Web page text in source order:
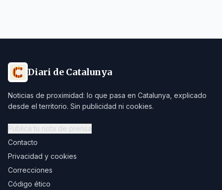
Diari de Catalunya
Noticias de proximidad: lo que pasa en Catalunya, explicado
desde el territorio. Sin publicidad ni cookies.
Publica tu nota de prensa
Contacto
Privacidad y cookies
Correcciones
Código ético